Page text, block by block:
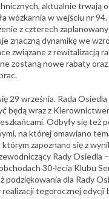
aktualnie trwają
wózkarnia w wejściu nr
z czterech
znaczną dynamikę we
związane z rewitalizacją
zostaną nowe rabaty
29 września. Rada
będą wraz z
Odbyły się też
na której omawiano
zapoznano się z
Rady Osiedla
30-lecia Klubu
podziękowania dla Rady
tegorocznej edycji